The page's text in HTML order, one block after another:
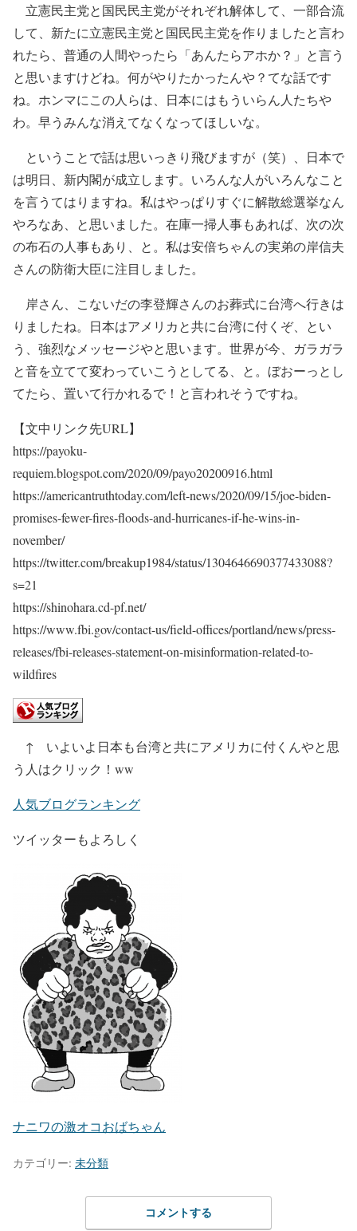
立憲民主党と国民民主党がそれぞれ解体して、一部合流
して、新たに立憲民主党と国民民主党を作りましたと言わ
れたら、普通の人間やったら「あんたらアホか？」と言う
と思いますけどね。何がやりたかったんや？てな話です
ね。ホンマにこの人らは、日本にはもういらん人たちや
わ。早うみんな消えてなくなってほしいな。
ということで話は思いっきり飛びますが（笑）、日本で
は明日、新内閣が成立します。いろんな人がいろんなこと
を言うてはりますね。私はやっぱりすぐに解散総選挙なん
やろなあ、と思いました。在庫一掃人事もあれば、次の次
の布石の人事もあり、と。私は安倍ちゃんの実弟の岸信夫
さんの防衛大臣に注目しました。
岸さん、こないだの李登輝さんのお葬式に台湾へ行きは
りましたね。日本はアメリカと共に台湾に付くぞ、とい
う、強烈なメッセージやと思います。世界が今、ガラガラ
と音を立てて変わっていこうとしてる、と。ぼおーっとし
てたら、置いて行かれるで！と言われそうですね。
【文中リンク先URL】
https://payoku-
requiem.blogspot.com/2020/09/payo20200916.html
https://americantruthtoday.com/left-news/2020/09/15/joe-biden-
promises-fewer-fires-floods-and-hurricanes-if-he-wins-in-
november/
https://twitter.com/breakup1984/status/1304646690377433088?
s=21
https://shinohara.cd-pf.net/
https://www.fbi.gov/contact-us/field-offices/portland/news/press-
releases/fbi-releases-statement-on-misinformation-related-to-
wildfires
↑ いよいよ日本も台湾と共にアメリカに付くんやと思
う人はクリック！ww
人気ブログランキング
ツイッターもよろしく
ナニワの激オコおばちゃん
カテゴリー: 未分類
コメントする